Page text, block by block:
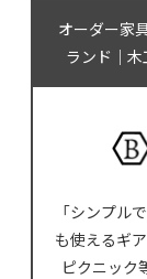
オーダー家
ランド｜
「シンプル
も使えるギア
ピクニック